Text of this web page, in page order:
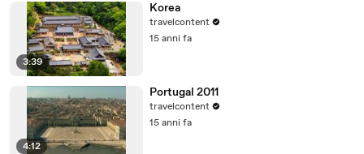
3:39
Korea
travelcontent
15 anni fa
4:12
Portugal 2011
travelcontent
15 anni fa